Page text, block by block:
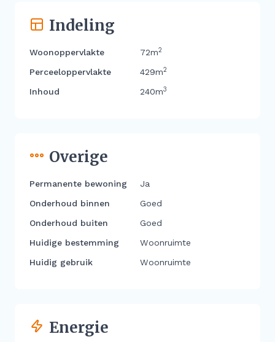
Indeling
Woonoppervlakte 72m2
Perceeloppervlakte 429m2
Inhoud 240m3
Overige
Permanente bewoning
Ja
Onderhoud binnen
Goed
Onderhoud buiten
Goed
Huidige bestemming
Woonruimte
Huidig gebruik
Woonruimte
Energie